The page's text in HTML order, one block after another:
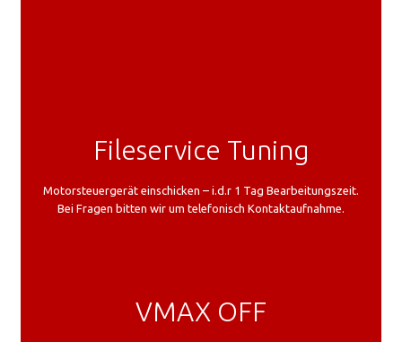
VMAX OFF
Fileservice Tuning
Motorsteuergerät einschicken – i.d.r 1 Tag Bearbeitungszeit.
Bei Fragen bitten wir um telefonisch Kontaktaufnahme.